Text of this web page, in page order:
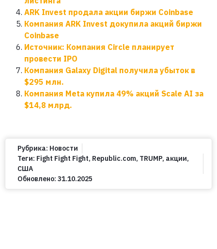
ARK Invest продала акции биржи Coinbase
Компания ARK Invest докупила акций биржи
Coinbase
Источник: Компания Circle планирует
провести IPO
Компания Galaxy Digital получила убыток в
$295 млн.
Компания Meta купила 49% акций Scale AI за
$14,8 млрд.
Рубрика: Новости
Теги: Fight Fight Fight, Republic.com, TRUMP, акции,
США
Обновлено: 31.10.2025